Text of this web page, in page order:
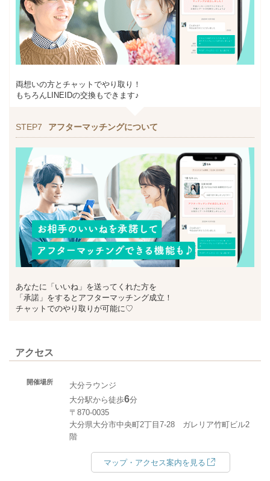
両想いの方とチャットでやり取り！
もちろんLINEIDの交換もできます♪
STEP7 アフターマッチングについて
あなたに「いいね」を送ってくれた方を
「承諾」をするとアフターマッチング成立！
チャットでのやり取りが可能に♡
アクセス
開催場所
大分ラウンジ
大分駅から徒歩6分
〒870-0035
大分県大分市中央町2丁目7-28 ガレリア竹町ビル2
階
マップ・アクセス案内を見る